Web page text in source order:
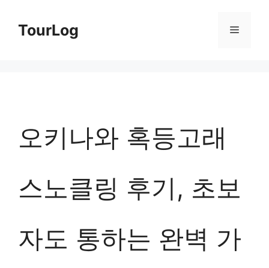
TourLog 메
오키나와 혹등고래
스노클링 후기, 초보
자도 통하는 완벽 가